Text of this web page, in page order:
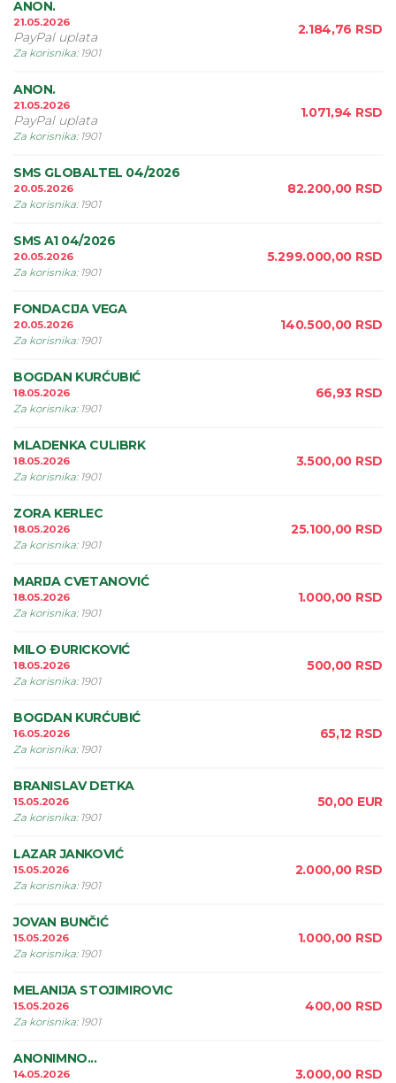
ANON.
21.05.2026
PayPal uplata
Za korisnika: 1901
2.184,76 RSD
ANON.
21.05.2026
PayPal uplata
Za korisnika: 1901
1.071,94 RSD
SMS GLOBALTEL 04/2026
20.05.2026
Za korisnika: 1901
82.200,00 RSD
SMS A1 04/2026
20.05.2026
Za korisnika: 1901
5.299.000,00 RSD
FONDACIJA VEGA
20.05.2026
Za korisnika: 1901
140.500,00 RSD
BOGDAN KURĆUBIĆ
18.05.2026
Za korisnika: 1901
66,93 RSD
MLADENKA CULIBRK
18.05.2026
Za korisnika: 1901
3.500,00 RSD
ZORA KERLEC
18.05.2026
Za korisnika: 1901
25.100,00 RSD
MARIJA CVETANOVIĆ
18.05.2026
Za korisnika: 1901
1.000,00 RSD
MILO ÐURICKOVIĆ
18.05.2026
Za korisnika: 1901
500,00 RSD
BOGDAN KURĆUBIĆ
16.05.2026
Za korisnika: 1901
65,12 RSD
BRANISLAV DETKA
15.05.2026
Za korisnika: 1901
50,00 EUR
LAZAR JANKOVIĆ
15.05.2026
Za korisnika: 1901
2.000,00 RSD
JOVAN BUNČIĆ
15.05.2026
Za korisnika: 1901
1.000,00 RSD
MELANIJA STOJIMIROVIC
15.05.2026
Za korisnika: 1901
400,00 RSD
ANONIMNO...
14.05.2026
3.000,00 RSD